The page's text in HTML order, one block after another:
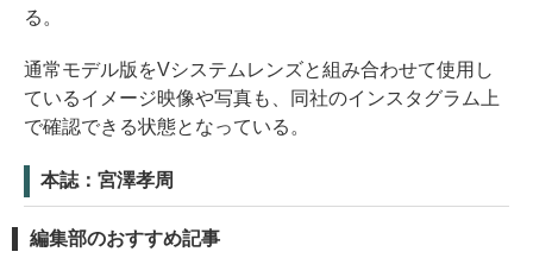
る。
通常モデル版をVシステムレンズと組み合わせて使用し
ているイメージ映像や写真も、同社のインスタグラム上
で確認できる状態となっている。
本誌：宮澤孝周
編集部のおすすめ記事